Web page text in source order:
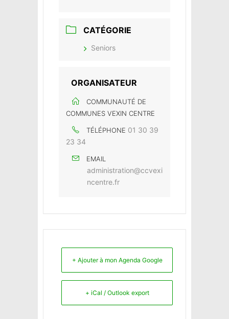
CATÉGORIE
Seniors
ORGANISATEUR
COMMUNAUTÉ DE
COMMUNES VEXIN CENTRE
TÉLÉPHONE 01 30 39
23 34
EMAIL
administration@ccvexi
ncentre.fr
+ Ajouter à mon Agenda Google
+ iCal / Outlook export